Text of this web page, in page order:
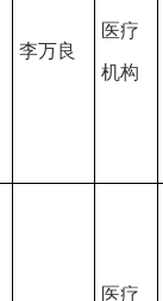
李万良
医疗
机构
医疗